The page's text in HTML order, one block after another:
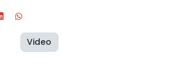
Video